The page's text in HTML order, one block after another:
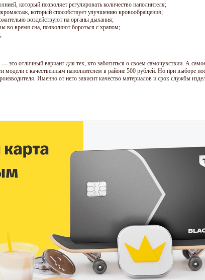
который позволяет регулировать количество наполнителя;
который способствует улучшению кровообращения;
воздействуют на органы дыхания;
во время сна, позволяют бороться с храпом;
отличный вариант для тех, кто заботиться о своем самочувствии. А
модели с качественным наполнителем в районе 500 рублей. Но при выборе
Именно от него зависит качество материалов и срок службы